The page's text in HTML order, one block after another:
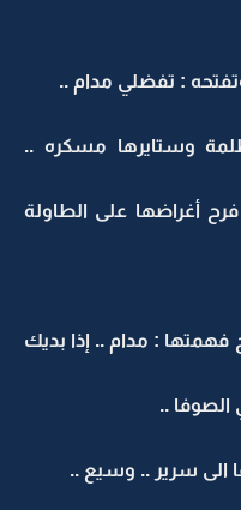
: تفضلي مدام ..
وستايرها مسكره ..
أغراضها على الطاولة
: مدام .. إذا بديك
..
الى سرير .. وسيع ..